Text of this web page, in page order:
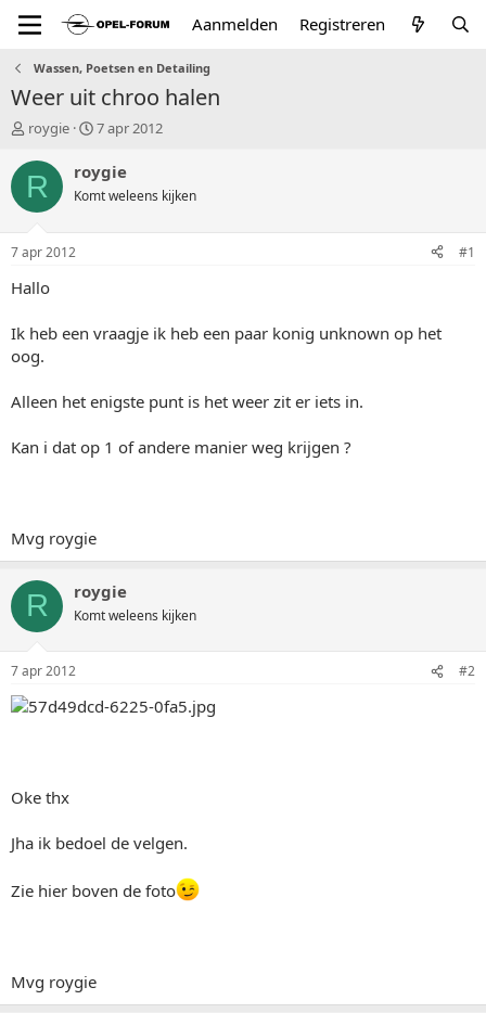
Aanmelden Registreren
Wassen, Poetsen en Detailing
Weer uit chroo halen
T
p
a
r
r
roygie
S
a
r
t
7 apr 2012
R roygie
Komt weleens kijken
7 apr 2012 #1
Hallo
Ik heb een vraagje ik heb een paar konig unknown op het
oog.
Alleen het enigste punt is het weer zit er iets in.
Kan i dat op 1 of andere manier weg krijgen ?
Mvg roygie
R roygie
Komt weleens kijken
7 apr 2012 #2
Oke thx
Jha ik bedoel de velgen.
Zie hier boven de foto
Mvg roygie